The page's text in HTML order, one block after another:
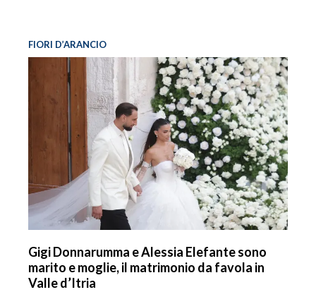
FIORI D’ARANCIO
Gigi Donnarumma e Alessia Elefante sono
marito e moglie, il matrimonio da favola in
Valle d’Itria